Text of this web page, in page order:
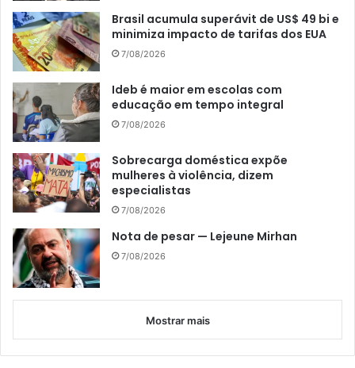
Brasil acumula superávit de US$ 49 bi e
minimiza impacto de tarifas dos EUA
7/08/2026
Ideb é maior em escolas com
educação em tempo integral
7/08/2026
Sobrecarga doméstica expõe
mulheres à violência, dizem
especialistas
7/08/2026
Nota de pesar — Lejeune Mirhan
7/08/2026
Mostrar mais